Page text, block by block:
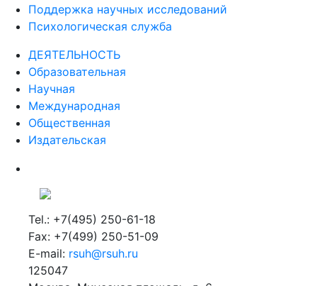
Поддержка научных исследований
Психологическая служба
ДЕЯТЕЛЬНОСТЬ
Образовательная
Научная
Международная
Общественная
Издательская
Tel.: +7(495) 250-61-18
Fax: +7(499) 250-51-09
E-mail: rsuh@rsuh.ru
125047